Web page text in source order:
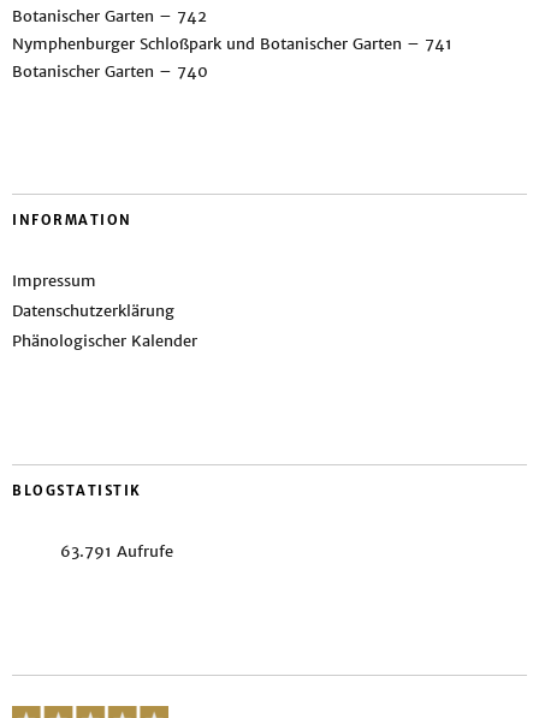
Botanischer Garten – 742
Nymphenburger Schloßpark und Botanischer Garten – 741
Botanischer Garten – 740
INFORMATION
Impressum
Datenschutzerklärung
Phänologischer Kalender
BLOGSTATISTIK
63.791 Aufrufe